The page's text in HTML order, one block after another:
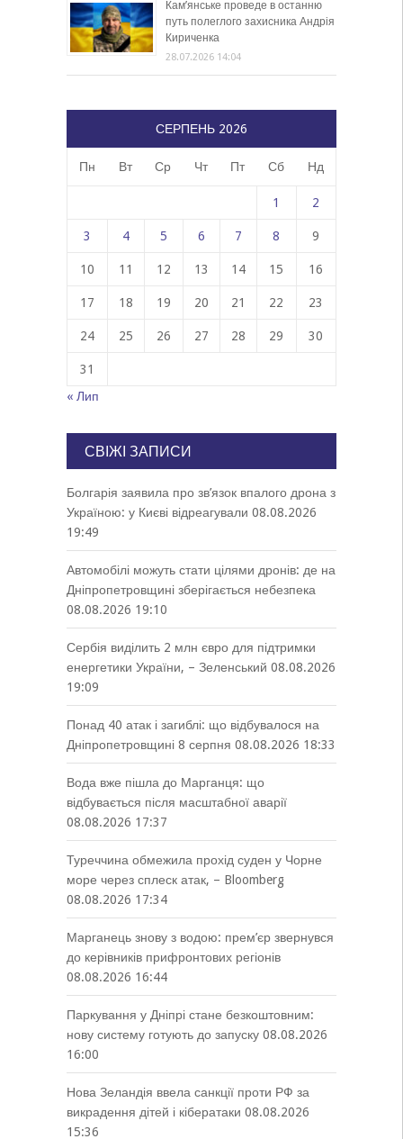
Кам’янське проведе в останню
путь полеглого захисника Андрія
Кириченка
28.07.2026 14:04
СЕРПЕНЬ 2026
Пн Вт Ср Чт Пт Сб Нд
1 2
3 4 5 6 7 8 9
10 11 12 13 14 15 16
17 18 19 20 21 22 23
24 25 26 27 28 29 30
31
« Лип
СВІЖІ ЗАПИСИ
Болгарія заявила про зв’язок впалого дрона з
Україною: у Києві відреагували 08.08.2026
19:49
Автомобілі можуть стати цілями дронів: де на
Дніпропетровщині зберігається небезпека
08.08.2026 19:10
Сербія виділить 2 млн євро для підтримки
енергетики України, – Зеленський 08.08.2026
19:09
Понад 40 атак і загиблі: що відбувалося на
Дніпропетровщині 8 серпня 08.08.2026 18:33
Вода вже пішла до Марганця: що
відбувається після масштабної аварії
08.08.2026 17:37
Туреччина обмежила прохід суден у Чорне
море через сплеск атак, – Bloomberg
08.08.2026 17:34
Марганець знову з водою: прем’єр звернувся
до керівників прифронтових регіонів
08.08.2026 16:44
Паркування у Дніпрі стане безкоштовним:
нову систему готують до запуску 08.08.2026
16:00
Нова Зеландія ввела санкції проти РФ за
викрадення дітей і кібератаки 08.08.2026
15:36